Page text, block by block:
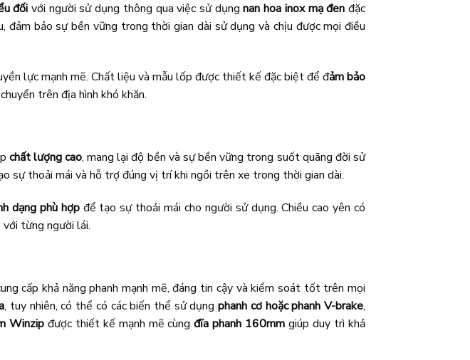
đối với người sử dụng thông qua việc sử dụngnan hoa inox mạ đen đặc
bảo sự bền vững trong thời gian dài sử dụng và chịu được mọi điều
lực mạnh mẽ. Chất liệu và mẫu lốp được thiết kế đặc biệt để đảm bảo
trên địa hình khó khăn.
chất lượng cao, mang lại độ bền và sự bền vững trong suốt quãng đời sử
sự thoải mái và hỗ trợ đúng vị trí khi ngồi trên xe trong thời gian dài.
dạng phù hợpđể tạo sự thoải mái cho người sử dụng. Chiều cao yên có
từng người lái.
cấp khả năng phanh mạnh mẽ, đáng tin cậy và kiểm soát tốt trên mọi
, tuy nhiên, có thể có các biến thể sử dụngphanh cơ hoặc phanh V-brake,
Winzipđược thiết kế mạnh mẽ cùngđĩa phanh 160mm giúp duy trì khả